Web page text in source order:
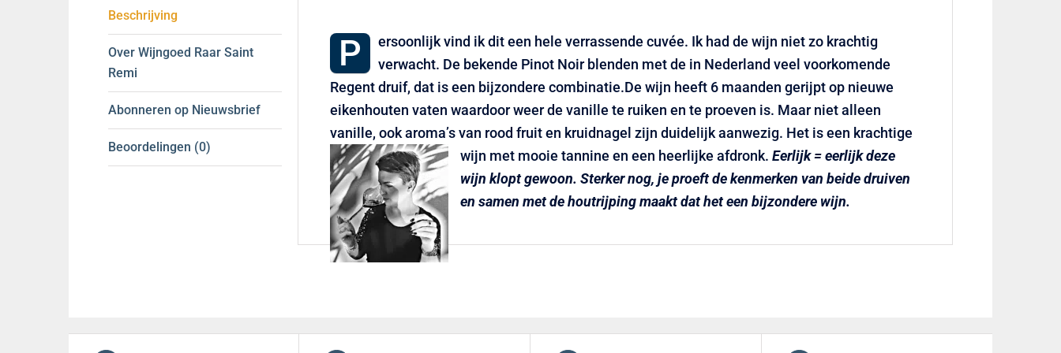
Beschrijving
Over Wijngoed Raar Saint
Remi
Abonneren op Nieuwsbrief
Beoordelingen (0)
P
ersoonlijk vind ik dit een hele verrassende cuvée. Ik had de wijn niet zo krachtig
verwacht. De bekende Pinot Noir blenden met de in Nederland veel voorkomende
Regent druif, dat is een bijzondere combinatie.De wijn heeft 6 maanden gerijpt op nieuwe
eikenhouten vaten waardoor weer de vanille te ruiken en te proeven is. Maar niet alleen
vanille, ook aroma’s van rood fruit en kruidnagel zijn duidelijk aanwezig. Het is een krachtige
wijn met mooie tannine en een heerlijke afdronk. Eerlijk = eerlijk deze
wijn klopt gewoon. Sterker nog, je proeft de kenmerken van beide druiven
en samen met de houtrijping maakt dat het een bijzondere wijn.